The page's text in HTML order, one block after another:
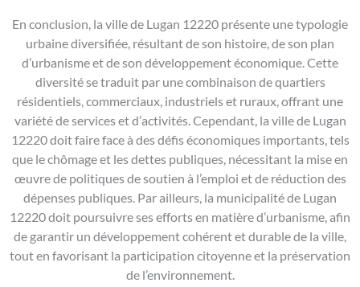
En conclusion, la ville de Lugan 12220 présente une typologie
urbaine diversifiée, résultant de son histoire, de son plan
d’urbanisme et de son développement économique. Cette
diversité se traduit par une combinaison de quartiers
résidentiels, commerciaux, industriels et ruraux, offrant une
variété de services et d’activités. Cependant, la ville de Lugan
12220 doit faire face à des défis économiques importants, tels
que le chômage et les dettes publiques, nécessitant la mise en
œuvre de politiques de soutien à l’emploi et de réduction des
dépenses publiques. Par ailleurs, la municipalité de Lugan
12220 doit poursuivre ses efforts en matière d’urbanisme, afin
de garantir un développement cohérent et durable de la ville,
tout en favorisant la participation citoyenne et la préservation
de l’environnement.